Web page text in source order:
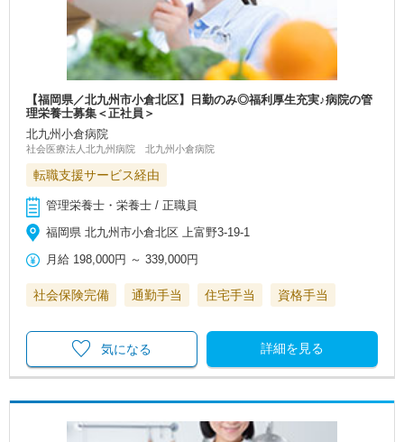
【福岡県／北九州市小倉北区】日勤のみ◎福利厚生充実♪病院の管
理栄養士募集＜正社員＞
北九州小倉病院
社会医療法人北九州病院 北九州小倉病院
転職支援サービス経由
管理栄養士・栄養士 / 正職員
福岡県 北九州市小倉北区 上富野3‐19‐1
月給 198,000円 ～339,000円
社会保険完備 通勤手当 住宅手当 資格手当
詳細を見る
気になる